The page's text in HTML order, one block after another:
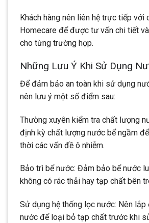
Khách hàng nên liên hệ trực tiếp với
Homecare để được tư vấn chi tiết
cho từng trường hợp.
Những Lưu Ý Khi Sử Dụng
Để đảm bảo an toàn khi sử dụng
nên lưu ý một số điểm sau:
Thường xuyên kiểm tra chất lượng
định kỳ chất lượng nước bể ngầm
thời các vấn đề ô nhiễm.
Bảo trì bể nước: Đảm bảo bể nước
không có rác thải hay tạp chất bên
Sử dụng hệ thống lọc nước: Nên
nước để loại bỏ tạp chất trước khi